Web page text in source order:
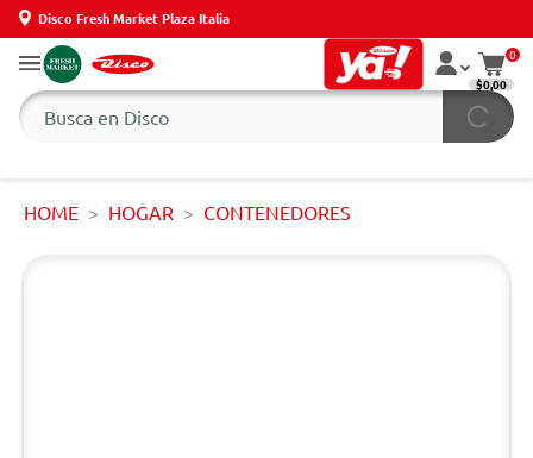
Disco Fresh Market Plaza Italia
0
$0,00
HOME HOGAR CONTENEDORES